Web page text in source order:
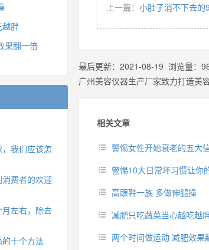
上一篇： 小肚子消不下去的
最后更新： 2021-08-19 浏览量：
广州美容仪器生产厂家致力打造美
相关文章
警惕女性开始衰老的五大
警惕10大日常坏习惯让你
高跟鞋一族 多做伸腿操
减肥只吃蔬菜当心越吃越
两个时间做运动 减肥效果
越胖
果翻一倍
我们应该怎么练?
费者的欢迎
左右，除去了手臂拜拜肉，背也变薄了
十个方法